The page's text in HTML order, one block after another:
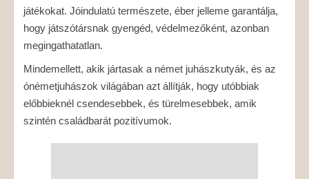
játékokat. Jóindulatú természete, éber jelleme garantálja,
hogy játszótársnak gyengéd, védelmezőként, azonban
megingathatatlan.
Mindemellett, akik jártasak a német juhászkutyák, és az
ónémetjuhászok világában azt állítják, hogy utóbbiak
előbbieknél csendesebbek, és türelmesebbek, amik
szintén családbarát pozitívumok.